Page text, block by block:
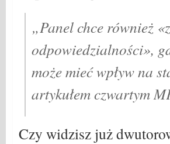
„Panel chce również
odpowiedzialności»,
może mieć wpływ na
artykułem czwartym
Czy widzisz już